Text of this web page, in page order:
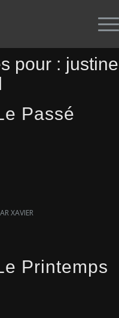
pour : justine
Passé
XAVIER
Printemps